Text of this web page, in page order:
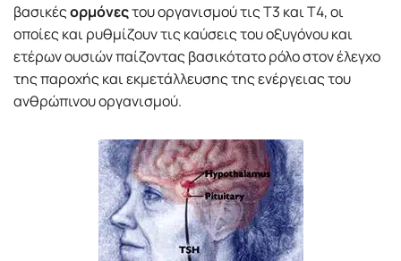
βασικέςορμόνεςτου οργανισμού τις Τ3 και Τ4, οι
οποίες και ρυθμίζουν τις καύσεις του οξυγόνου και
ετέρων ουσιών παίζοντας βασικότατο ρόλο στον έλεγχο
της παροχής και εκμετάλλευσης της ενέργειας του
ανθρώπινου οργανισμού.